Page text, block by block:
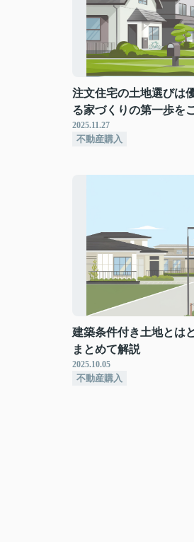
注文住宅の土地選びは
る家づくりの第一歩を
2025.11.27
不動産購入
建築条件付き土地とは
まとめて解説
2025.10.05
不動産購入